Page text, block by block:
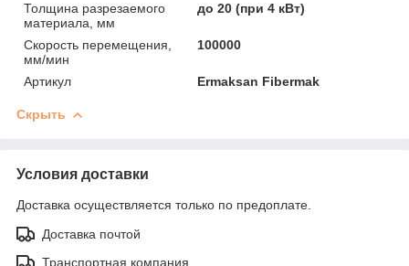
Толщина разрезаемого
материала, мм
до 20 (при 4 кВт)
Скорость перемещения,
мм/мин
100000
Артикул Ermaksan Fibermak
Скрыть
Условия доставки
Доставка осуществляется только по предоплате.
Доставка почтой
Транспортная компания